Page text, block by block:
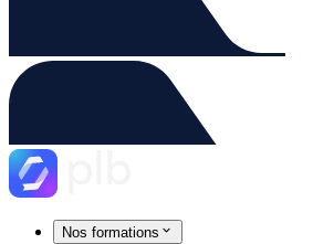
Nos formations